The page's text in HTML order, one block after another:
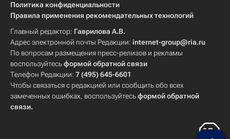
Политика конфиденциальности
Правила применения рекомендательных технологий
Главный редактор: Гаврилова А.В.
Адрес электронной почты Редакции: internet-group@ria.ru
По вопросам размещения пресс-релизов и рекламы
воспользуйтесьформой обратной связи
Телефон Редакции: 7 (495) 645-6601
Чтобы связаться с редакцией или сообщить обо всех
замеченных ошибках, воспользуйтесьформой обратной
связи.